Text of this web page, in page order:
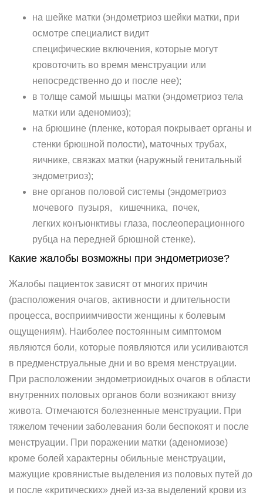
на шейке матки (эндометриоз шейки матки, при
осмотре специалист видит
специфические включения, которые могут
кровоточить во время менструации или
непосредственно до и после нее);
в толще самой мышцы матки (эндометриоз тела
матки или аденомиоз);
на брюшине (пленке, которая покрывает органы и
стенки брюшной полости), маточных трубах,
яичнике, связках матки (наружный генитальный
эндометриоз);
вне органов половой системы (эндометриоз
мочевого пузыря, кишечника, почек,
легких конъюнктивы глаза, послеоперационного
рубца на передней брюшной стенке).
Какие жалобы возможны при эндометриозе?
Жалобы пациенток зависят от многих причин
(расположения очагов, активности и длительности
процесса, восприимчивости женщины к болевым
ощущениям). Наиболее постоянным симптомом
являются боли, которые появляются или усиливаются
в предменструальные дни и во время менструации.
При расположении эндометриоидных очагов в области
внутренних половых органов боли возникают внизу
живота. Отмечаются болезненные менструации. При
тяжелом течении заболевания боли беспокоят и после
менструации. При поражении матки (аденомиозе)
кроме болей характерны обильные менструации,
мажущие кровянистые выделения из половых путей до
и после «критических» дней из-за выделений крови из